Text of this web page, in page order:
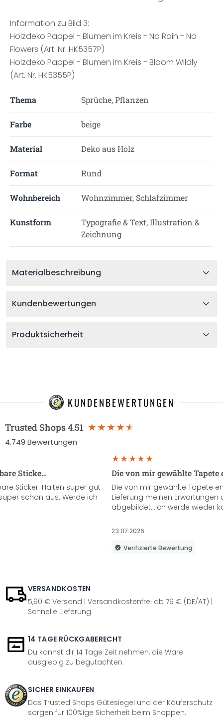
Information zu Bild 3:
Holzdeko Pappel - Blumen im Kreis - No Rain - No
Flowers (Art. Nr. HK5357P)
Holzdeko Pappel - Blumen im Kreis - Bloom Wildly
(Art. Nr. HK5355P)
Thema Sprüche, Pflanzen
Farbe beige
Material Deko aus Holz
Format Rund
Wohnbereich Wohnzimmer, Schlafzimmer
Kunstform
Typografie & Text, Illustration &
Zeichnung
Materialbeschreibung
Kundenbewertungen
Produktsicherheit
KUNDENBEWERTUNGEN
Trusted Shops4.51
4.749 Bewertungen
Sticke…
Sticker. Halten super gut
schön aus. Werde ich
Die von mir gewählte
Die von mir gewählte Tapete
Lieferung meinen Erwartungen
abgebildet...ich werde wieder
23.07.2026
Verifizierte Bewertung
VERSANDKOSTEN
5,90 € Versand | Versandkostenfrei ab 79 € (DE/AT) |
Schnelle Lieferung
14 TAGE RÜCKGABERECHT
Du kannst dir 14 Tage Zeit nehmen, die Ware
ausgiebig zu begutachten.
SICHER EINKAUFEN
Das Trusted Shops Gütesiegel und der Käuferschutz
sorgen für 100%ige Sicherheit beim Shoppen.